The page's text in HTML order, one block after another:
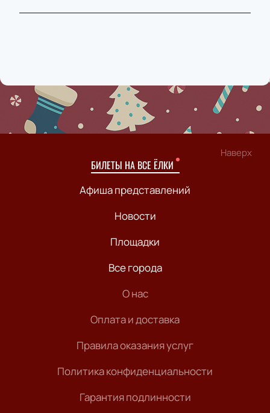
Наверх
БИЛЕТЫ НА ВСЕ ЁЛКИ
Афиша представлений
Новости
Площадки
Все города
О нас
Оплата и доставка
Правила оказания услуг
Политика конфиденциальности
Гарантия подлинности